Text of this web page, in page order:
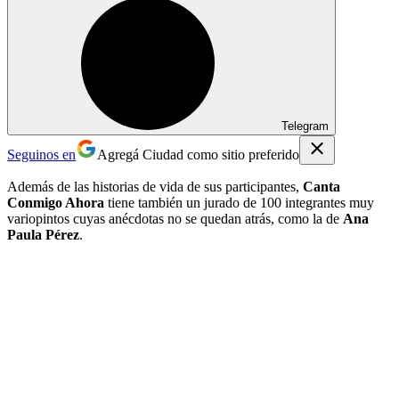
Telegram
Seguinos en Agregá Ciudad como sitio preferido
Además de las historias de vida de sus participantes, Canta
Conmigo Ahora tiene también un jurado de 100 integrantes muy
variopintos cuyas anécdotas no se quedan atrás, como la de Ana
Paula Pérez.